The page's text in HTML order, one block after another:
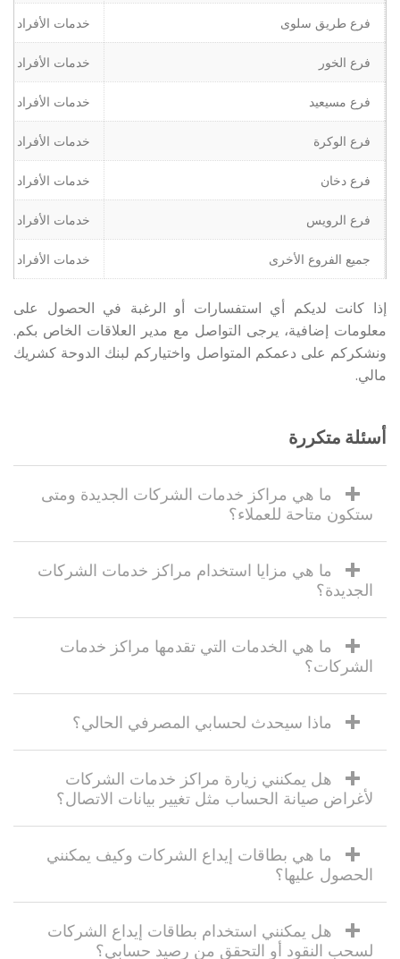
فرع طريق سلوى خدمات الأفراد
فرع الخور خدمات الأفراد
فرع مسيعيد خدمات الأفراد
فرع الوكرة خدمات الأفراد
فرع دخان خدمات الأفراد
فرع الرويس خدمات الأفراد
جميع الفروع الأخرى خدمات الأفراد
إذا كانت لديكم أي استفسارات أو الرغبة في الحصول على
معلومات إضافية، يرجى التواصل مع مدير العلاقات الخاص بكم.
ونشكركم على دعمكم المتواصل واختياركم لبنك الدوحة كشريك
مالي.
أسئلة متكررة
ما هي مراكز خدمات الشركات الجديدة ومتى
ستكون متاحة للعملاء؟
ما هي مزايا استخدام مراكز خدمات الشركات
الجديدة؟
ما هي الخدمات التي تقدمها مراكز خدمات
الشركات؟
ماذا سيحدث لحسابي المصرفي الحالي؟
هل يمكنني زيارة مراكز خدمات الشركات
لأغراض صيانة الحساب مثل تغيير بيانات الاتصال؟
ما هي بطاقات إيداع الشركات وكيف يمكنني
الحصول عليها؟
هل يمكنني استخدام بطاقات إيداع الشركات
لسحب النقود أو التحقق من رصيد حسابي؟